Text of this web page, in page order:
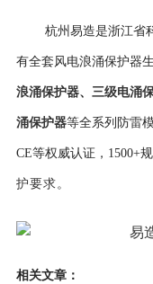
杭州易造是浙江省
有全套风电浪涌保护器
浪涌保护器、 三级电涌
涌保护器等全系列防雷
CE等权威认证， 1500+
护要求。
相关文章：